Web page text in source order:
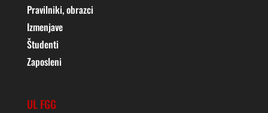
Pravilniki, obrazci
Izmenjave
Študenti
Zaposleni
UL FGG